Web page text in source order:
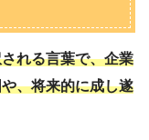
れる言葉で、企業
、将来的に成し遂